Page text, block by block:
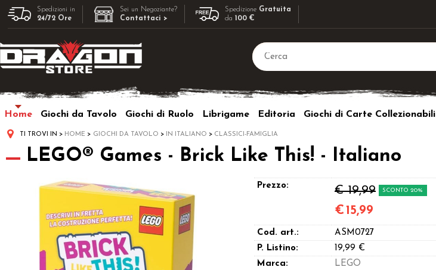
Spedizioni in
24/72 Ore
Sei un Negoziante?
Contattaci >
Spedizione Gratuita
da100 €
Home Giochi da Tavolo Giochi di Ruolo Librigame Editoria Giochi di Carte Collezionabili
TI TROVI IN HOME GIOCHI DA TAVOLO IN ITALIANO CLASSICI-FAMIGLIA
LEGO® Games - Brick Like This! - Italiano
Prezzo: € 19,99 SCONTO 20%
€ 15,99
Cod. art.:
ASM0727
P. Listino:
19,99 €
Marca:
LEGO